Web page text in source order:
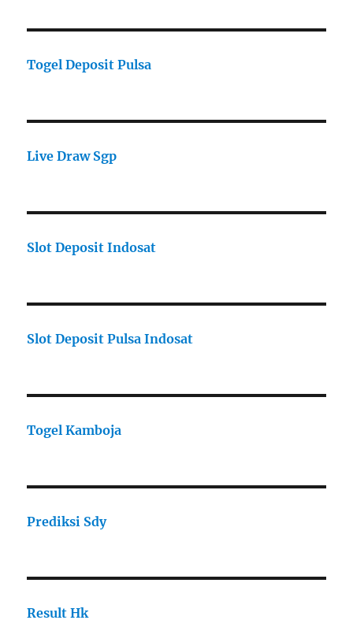
Togel Deposit Pulsa
Live Draw Sgp
Slot Deposit Indosat
Slot Deposit Pulsa Indosat
Togel Kamboja
Prediksi Sdy
Result Hk